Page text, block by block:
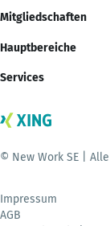
Mitgliedschaften
Hauptbereiche
Services
© New Work SE |
Impressum
AGB